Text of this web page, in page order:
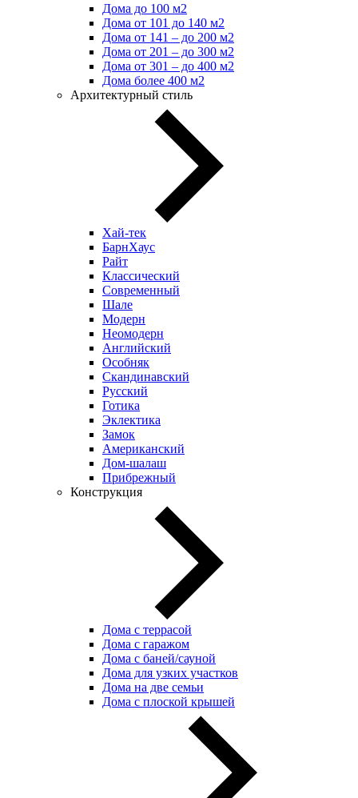
Дома до 100 м2
Дома от 101 до 140 м2
Дома от 141 – до 200 м2
Дома от 201 – до 300 м2
Дома от 301 – до 400 м2
Дома более 400 м2
Архитектурный стиль
Хай-тек
БарнХаус
Райт
Классический
Современный
Шале
Модерн
Неомодерн
Английский
Особняк
Скандинавский
Русский
Готика
Эклектика
Замок
Американский
Дом-шалаш
Прибрежный
Конструкция
Дома с террасой
Дома с гаражом
Дома с баней/сауной
Дома для узких участков
Дома на две семьи
Дома с плоской крышей